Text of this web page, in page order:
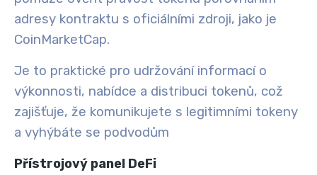
adresy kontraktu s oficiálními zdroji, jako je
CoinMarketCap.
Je to praktické pro udržování informací o
výkonnosti, nabídce a distribuci tokenů, což
zajišťuje, že komunikujete s legitimními tokeny
a vyhýbáte se podvodům
Přístrojový panel DeFi